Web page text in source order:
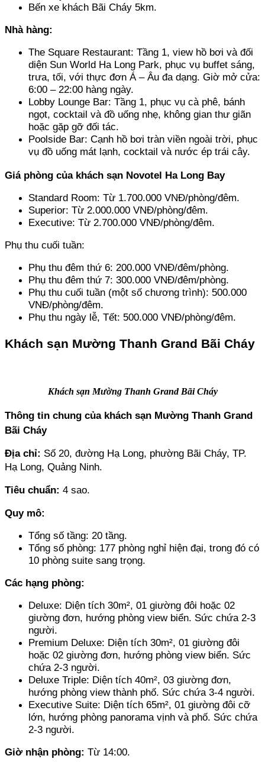
Bến xe khách Bãi Cháy 5km.
Nhà hàng:
The Square Restaurant: Tầng 1, view hồ bơi và đối
diện Sun World Ha Long Park, phục vụ buffet sáng,
trưa, tối, với thực đơn Á – Âu đa dạng. Giờ mở cửa:
6:00 – 22:00 hàng ngày.
Lobby Lounge Bar: Tầng 1, phục vụ cà phê, bánh
ngọt, cocktail và đồ uống nhẹ, không gian thư giãn
hoặc gặp gỡ đối tác.
Poolside Bar: Cạnh hồ bơi tràn viền ngoài trời, phục
vụ đồ uống mát lạnh, cocktail và nước ép trái cây.
Giá phòng của khách sạn Novotel Ha Long Bay
Standard Room: Từ 1.700.000 VNĐ/phòng/đêm.
Superior: Từ 2.000.000 VNĐ/phòng/đêm.
Executive: Từ 2.700.000 VNĐ/phòng/đêm.
Phụ thu cuối tuần:
Phụ thu đêm thứ 6: 200.000 VNĐ/đêm/phòng.
Phụ thu đêm thứ 7: 300.000 VNĐ/đêm/phòng.
Phụ thu cuối tuần (một số chương trình): 500.000
VNĐ/phòng/đêm.
Phụ thu ngày lễ, Tết: 500.000 VNĐ/phòng/đêm.
Khách sạn Mường Thanh Grand Bãi Cháy
Khách sạn Mường Thanh Grand Bãi Cháy
Thông tin chung của khách sạn Mường Thanh Grand
Bãi Cháy
Địa chỉ: Số 20, đường Hạ Long, phường Bãi Cháy, TP.
Hạ Long, Quảng Ninh.
Tiêu chuẩn: 4 sao.
Quy mô:
Tổng số tầng: 20 tầng.
Tổng số phòng: 177 phòng nghỉ hiện đại, trong đó có
10 phòng suite sang trọng.
Các hạng phòng:
Deluxe: Diện tích 30m², 01 giường đôi hoặc 02
giường đơn, hướng phòng view biển. Sức chứa 2-3
người.
Premium Deluxe: Diện tích 30m², 01 giường đôi
hoặc 02 giường đơn, hướng phòng view biển. Sức
chứa 2-3 người.
Deluxe Triple: Diện tích 40m², 03 giường đơn,
hướng phòng view thành phố. Sức chứa 3-4 người.
Executive Suite: Diện tích 65m², 01 giường đôi cỡ
lớn, hướng phòng panorama vịnh và phố. Sức chứa
2-3 người.
Giờ nhận phòng: Từ 14:00.